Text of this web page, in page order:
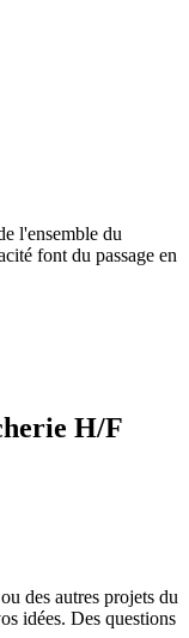
l'ensemble du
font du passage en
H/F
des autres projets du
idées. Des questions